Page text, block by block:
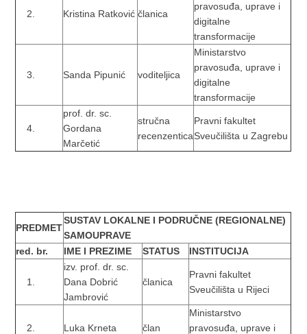
Kristina Ratković članica
pravosuđa, uprave i
digitalne
transformacije
Sanda Pipunić voditeljica
Ministarstvo
pravosuđa, uprave i
digitalne
transformacije
prof. dr. sc.
Gordana
Marčetić
stručna
recenzentica
Pravni fakultet
Sveučilišta u Zagrebu
PREDMET
SUSTAV LOKALNE I PODRUČNE (REGIONALNE)
SAMOUPRAVE
red. br.
IME I PREZIME STATUS
INSTITUCIJA
izv. prof. dr. sc.
Dana Dobrić
Jambrović
članica
Pravni fakultet
Sveučilišta u Rijeci
Luka Krneta član
Ministarstvo
pravosuđa, uprave i